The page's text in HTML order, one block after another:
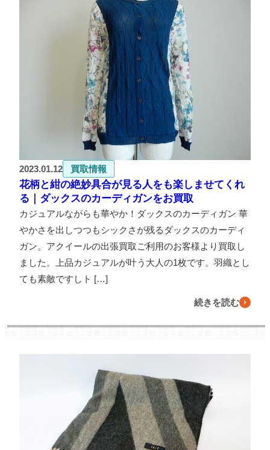
2023.01.12 買取情報
花柄と紺の絶妙具合が見る人をも楽しませてくれ
る｜ダックスのカーディガンをお買取
カジュアルながらも華やか！ダックスのカーディガン 華
やかさを出しつつもシックさが残るダックスのカーディ
ガン。アクイールの出張買取ご利用のお客様より買取し
ました。上品カジュアルが叶う大人の1枚です。羽織とし
ても素敵ですしト […]
続きを読む